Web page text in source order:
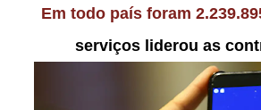
Em todo país foram 2.239.895 admissões;
serviços liderou as